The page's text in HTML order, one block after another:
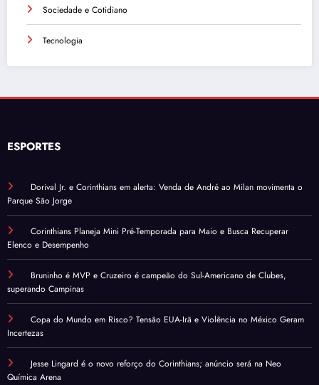
Sociedade e Cotidiano
Tecnologia
ESPORTES
Dorival Jr. e Corinthians em alerta: Venda de André ao Milan movimenta o
Parque São Jorge
Corinthians Planeja Mini Pré-Temporada para Maio e Busca Recuperar
Elenco e Desempenho
Bruninho é MVP e Cruzeiro é campeão do Sul-Americano de Clubes,
superando Campinas
Copa do Mundo em Risco? Tensão EUA-Irã e Violência no México Geram
Incertezas
Jesse Lingard é o novo reforço do Corinthians; anúncio será na Neo
Química Arena